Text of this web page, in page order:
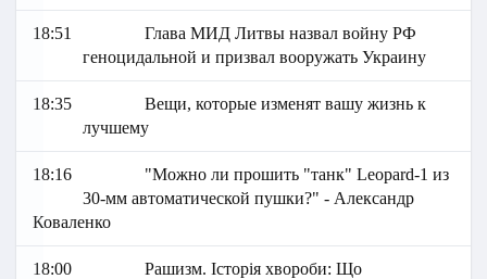
18:51
Глава МИД Литвы назвал войну РФ
геноцидальной и призвал вооружать Украину
18:35
Вещи, которые изменят вашу жизнь к
лучшему
18:16
"Можно ли прошить "танк" Leopard-1 из
30-мм автоматической пушки?" - Александр
Коваленко
18:00
Рашизм. Історія хвороби: Що